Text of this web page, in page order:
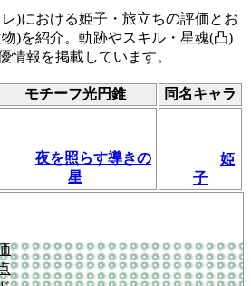
)における姫子・旅立ちの評価とお
)を紹介。軌跡やスキル・星魂(凸)
情報を掲載しています。
モチーフ光円錐 同名キャラ
夜を照らす導きの
星
姫
子